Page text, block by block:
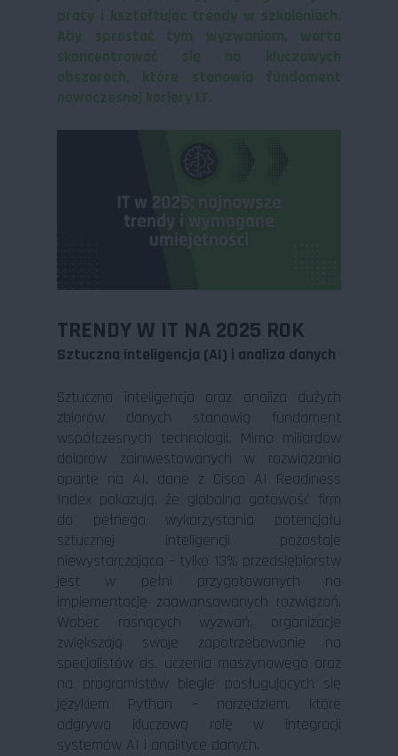
TRENDY W IT NA 2025 ROK
Sztuczna inteligencja (AI) i analiza danych
Sztuczna inteligencja oraz analiza dużych
zbiorów danych stanowią fundament
współczesnych technologii. Mimo miliardów
dolarów zainwestowanych w rozwiązania
oparte na AI, dane z Cisco AI Readiness
Index pokazują, że globalna gotowość firm
do pełnego wykorzystania potencjału
sztucznej inteligencji pozostaje
niewystarczająca – tylko 13% przedsiębiorstw
jest w pełni przygotowanych na
implementację zaawansowanych rozwiązań.
Wobec rosnących wyzwań, organizacje
zwiększają swoje zapotrzebowanie na
specjalistów ds. uczenia maszynowego oraz
na programistów biegle posługujących się
językiem Python – narzędziem, które
odgrywa kluczową rolę w integracji
systemów AI i analityce danych.